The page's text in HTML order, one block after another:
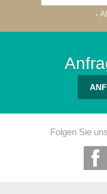
›
Folgen Sie